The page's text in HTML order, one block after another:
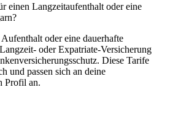
einen Langzeitaufenthalt oder eine
oder eine dauerhafte
oder Expatriate-Versicherung
Diese Tarife
und passen sich an deine
Profil an.